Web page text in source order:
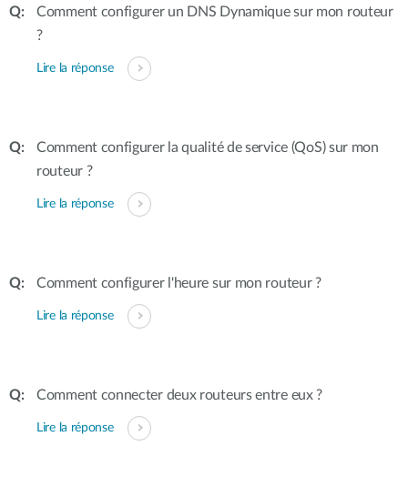
Comment configurer un DNS Dynamique sur mon routeur
?
Lire la réponse
Comment configurer la qualité de service (QoS) sur mon
routeur ?
Lire la réponse
Comment configurer l'heure sur mon routeur ?
Lire la réponse
Comment connecter deux routeurs entre eux ?
Lire la réponse